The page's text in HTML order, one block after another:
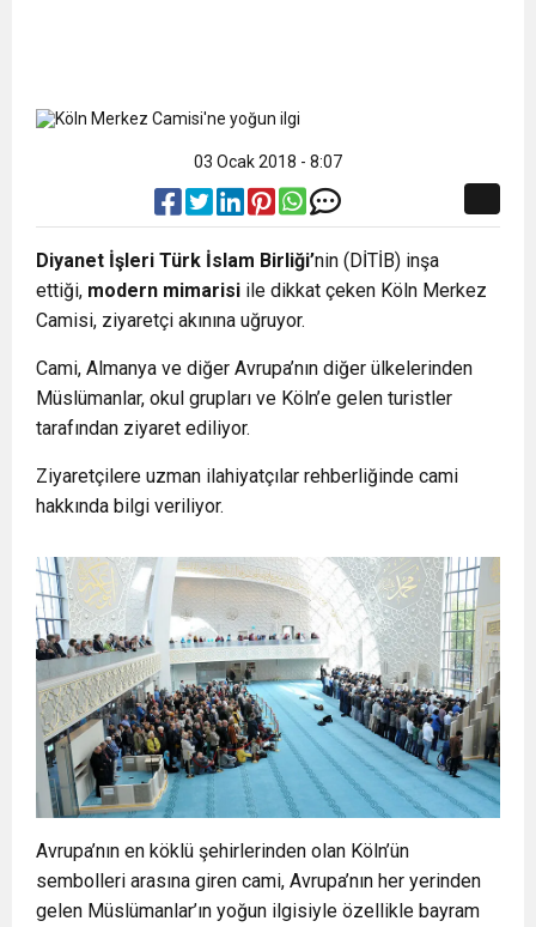
03 Ocak 2018 - 8:07
Diyanet İşleri Türk İslam Birliği’nin (DİTİB) inşa
ettiği, modern mimarisi ile dikkat çeken Köln Merkez
Camisi, ziyaretçi akınına uğruyor.
Cami, Almanya ve diğer Avrupa’nın diğer ülkelerinden
Müslümanlar, okul grupları ve Köln’e gelen turistler
tarafından ziyaret ediliyor.
Ziyaretçilere uzman ilahiyatçılar rehberliğinde cami
hakkında bilgi veriliyor.
Avrupa’nın en köklü şehirlerinden olan Köln’ün
sembolleri arasına giren cami, Avrupa’nın her yerinden
gelen Müslümanlar’ın yoğun ilgisiyle özellikle bayram